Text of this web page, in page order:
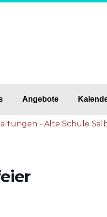
Angebote
- Alte Schule